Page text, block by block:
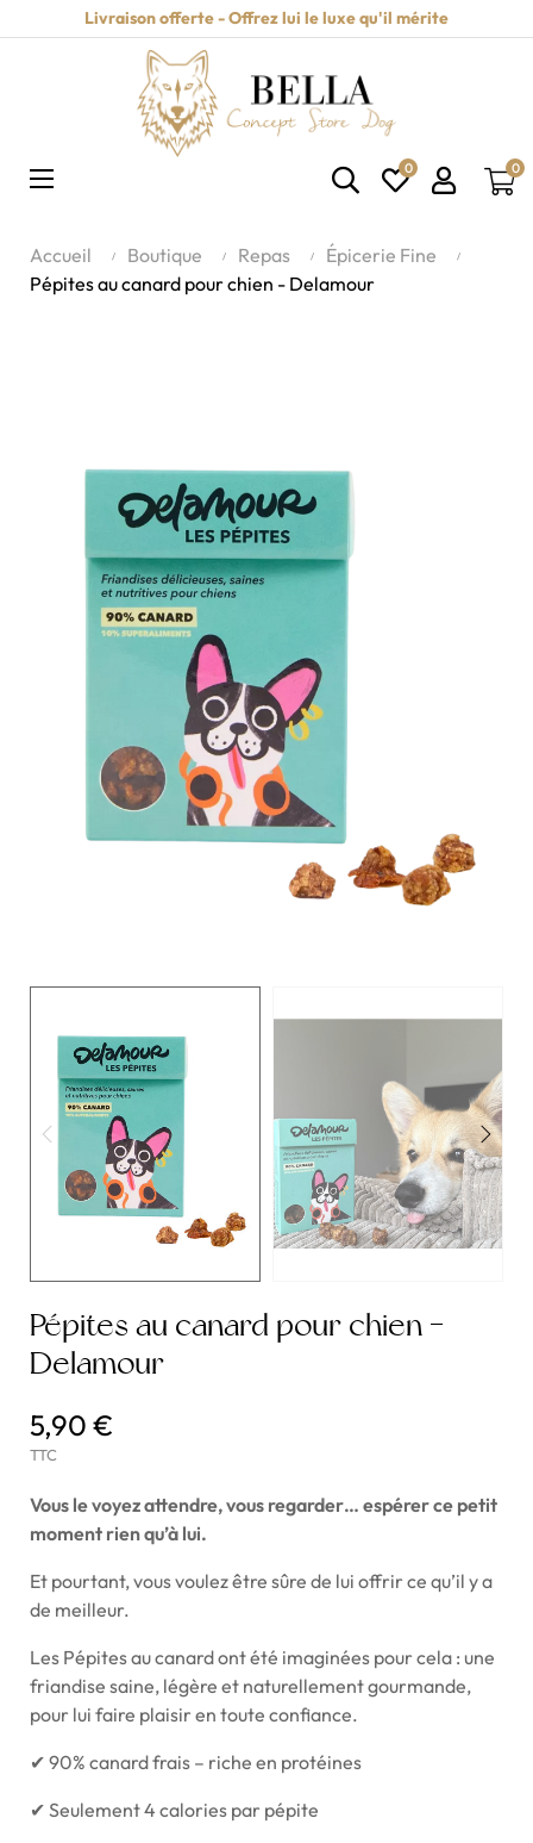
Livraison offerte - Offrez lui le luxe qu'il mérite
Basculer
☰ 0 0
Accueil Boutique Repas
Épicerie Fine
Pépites au canard pour chien - Delamour
Pépites au canard pour chien -
Delamour
5,90 €
TTC
Vous le voyez attendre, vous regarder… espérer ce petit
moment rien qu’à lui.
Et pourtant, vous voulez être sûre de lui offrir ce qu’il y a
de meilleur.
Les Pépites au canard ont été imaginées pour cela : une
friandise saine, légère et naturellement gourmande,
pour lui faire plaisir en toute confiance.
✔ 90% canard frais – riche en protéines
✔ Seulement 4 calories par pépite